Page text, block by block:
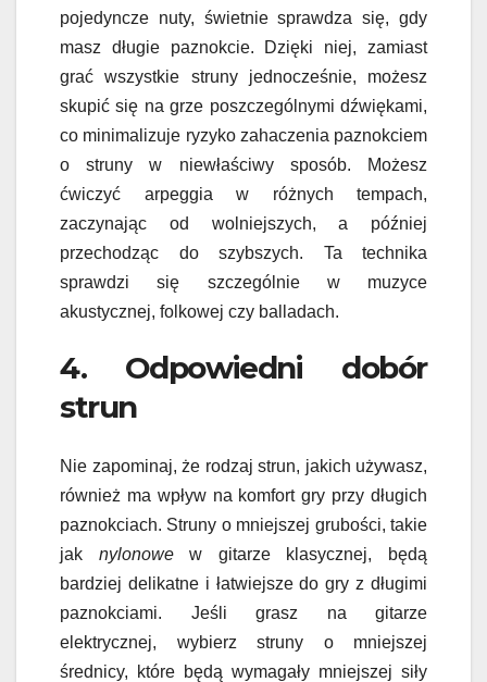
pojedyncze nuty, świetnie sprawdza się, gdy
masz długie paznokcie. Dzięki niej, zamiast
grać wszystkie struny jednocześnie, możesz
skupić się na grze poszczególnymi dźwiękami,
co minimalizuje ryzyko zahaczenia paznokciem
o struny w niewłaściwy sposób. Możesz
ćwiczyć arpeggia w różnych tempach,
zaczynając od wolniejszych, a później
przechodząc do szybszych. Ta technika
sprawdzi się szczególnie w muzyce
akustycznej, folkowej czy balladach.
4. Odpowiedni dobór
strun
Nie zapominaj, że rodzaj strun, jakich używasz,
również ma wpływ na komfort gry przy długich
paznokciach. Struny o mniejszej grubości, takie
jak nylonowew gitarze klasycznej, będą
bardziej delikatne i łatwiejsze do gry z długimi
paznokciami. Jeśli grasz na gitarze
elektrycznej, wybierz struny o mniejszej
średnicy, które będą wymagały mniejszej siły